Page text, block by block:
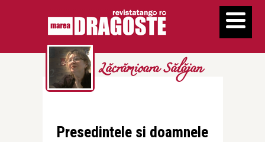
Lăcrămioara Sălăjan
Presedintele si doamnele